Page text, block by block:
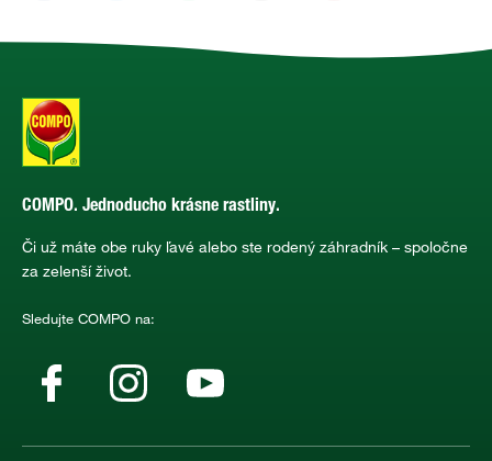
COMPO. Jednoducho krásne rastliny.
Či už máte obe ruky ľavé alebo ste rodený záhradník – spoločne
za zelenší život.
Sledujte COMPO na: